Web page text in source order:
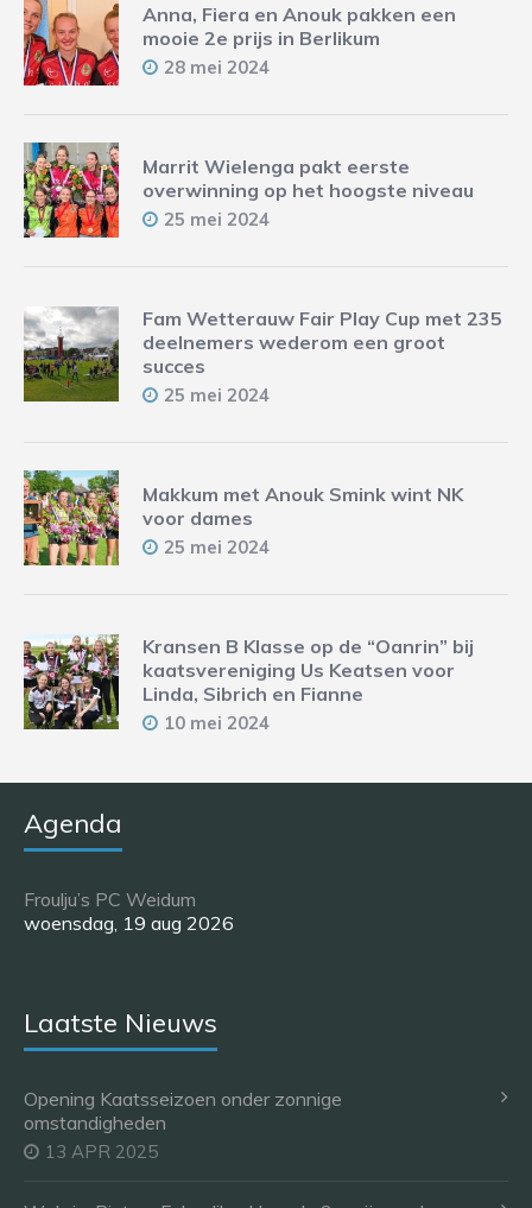
Anna, Fiera en Anouk pakken een
mooie 2e prijs in Berlikum
28 mei 2024
Marrit Wielenga pakt eerste
overwinning op het hoogste niveau
25 mei 2024
Fam Wetterauw Fair Play Cup met 235
deelnemers wederom een groot
succes
25 mei 2024
Makkum met Anouk Smink wint NK
voor dames
25 mei 2024
Kransen B Klasse op de “Oanrin” bij
kaatsvereniging Us Keatsen voor
Linda, Sibrich en Fianne
10 mei 2024
Agenda
Froulju’s PC Weidum
woensdag, 19 aug 2026
Laatste Nieuws
Opening Kaatsseizoen onder zonnige
omstandigheden
13 APR 2025